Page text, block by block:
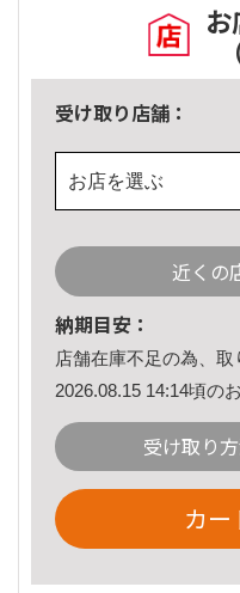
受け取り店舗：
お店を選ぶ
近くの
納期目安：
店舗在庫不足の為、取
2026.08.15 14:14頃の
受け取り
カー